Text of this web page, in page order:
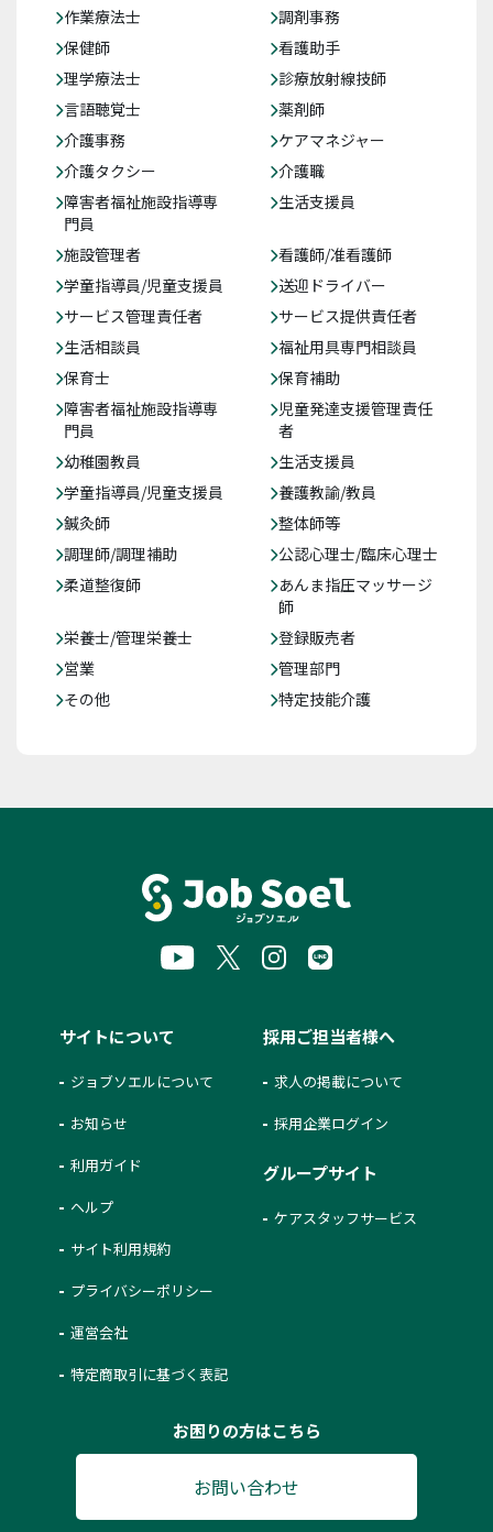
作業療法士
調剤事務
保健師
看護助手
理学療法士
診療放射線技師
言語聴覚士
薬剤師
介護事務
ケアマネジャー
介護タクシー
介護職
障害者福祉施設指導専
門員
生活支援員
施設管理者
看護師/准看護師
学童指導員/児童支援員
送迎ドライバー
サービス管理責任者
サービス提供責任者
生活相談員
福祉用具専門相談員
保育士
保育補助
障害者福祉施設指導専
門員
児童発達支援管理責任
者
幼稚園教員
生活支援員
学童指導員/児童支援員
養護教諭/教員
鍼灸師
整体師等
調理師/調理補助
公認心理士/臨床心理士
柔道整復師
あんま指圧マッサージ
師
栄養士/管理栄養士
登録販売者
営業
管理部門
その他
特定技能介護
サイトについて
ジョブソエルについて
お知らせ
利用ガイド
ヘルプ
サイト利用規約
プライバシーポリシー
運営会社
特定商取引に基づく表記
採用ご担当者様へ
求人の掲載について
採用企業ログイン
グループサイト
ケアスタッフサービス
お困りの方はこちら
お問い合わせ